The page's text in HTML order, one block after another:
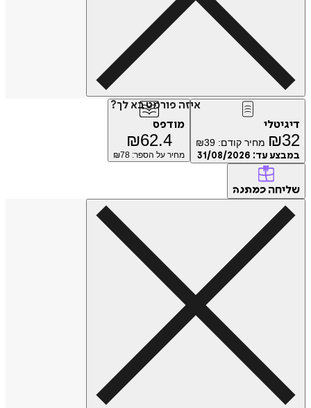
איזה פורמט בא לך?
דיגיטלי
₪32 מחיר קודם: ₪39
במבצע עד: 31/08/2026
מודפס
₪62.4
מחיר על הספר: ₪ 78
שליחה כמתנה